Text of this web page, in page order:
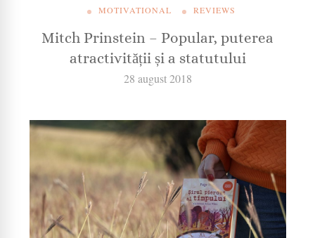
MOTIVATIONAL REVIEWS
Mitch Prinstein – Popular, puterea
atractivității și a statutului
28 august 2018